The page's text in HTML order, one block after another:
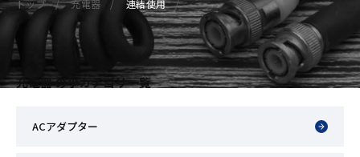
トップ 充電器 連結使用
充電器 の小カテゴリ一覧
ACアダプター